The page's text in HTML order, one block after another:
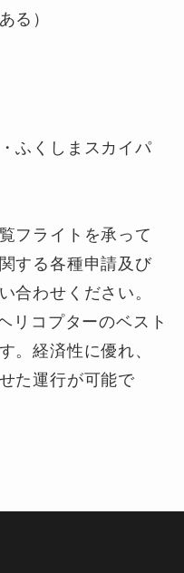
る）
くしまスカイパ
フライトを承って
する各種申請及び
合わせください。
リコプターのベスト
。経済性に優れ、
た運行が可能で